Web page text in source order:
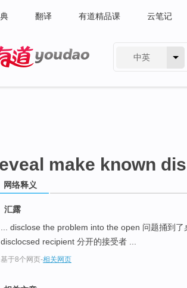
翻译 有道精品课 云笔记
中英
make known
网络释义
汇露
... disclose the problem into the open 问题捅到
disclocsed recipient 分开的接受者 ...
基于8个网页-相关网页